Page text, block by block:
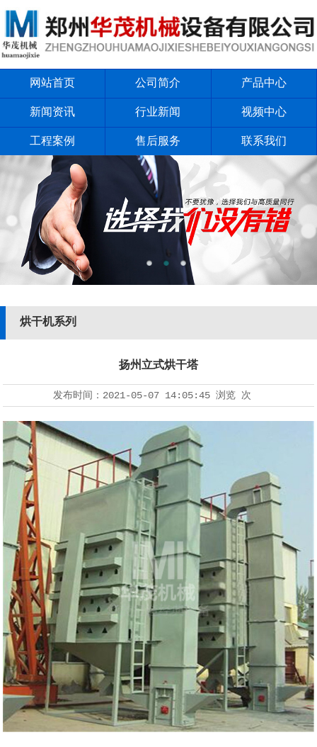
网站首页 公司简介 产品中心
新闻资讯 行业新闻 视频中心
工程案例 售后服务 联系我们
烘干机系列
扬州立式烘干塔
发布时间： 2021-05-07 14:05:45浏览 次